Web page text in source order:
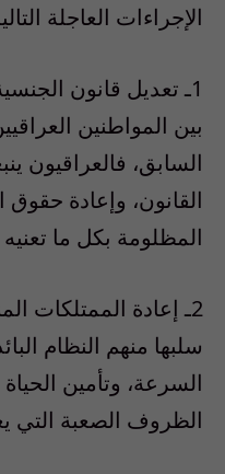
الإجراءات العاجلة
1ـ تعديل قانون
بين المواطنين
السابق، فالعراقيون
القانون، وإعادة
المظلومة بكل ما
2ـ إعادة الممتلكات
سلبها منهم النظام
السرعة، وتأمين
الظروف الصعبة التي